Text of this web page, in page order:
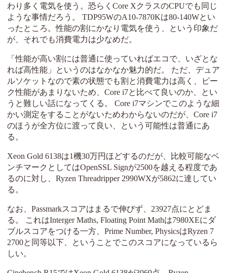
わり多く電気を使う。恐らくCore XクラスのCPUでも同じ
ような事情だろう。 TDP95WのA10-7870Kは80-140Wとい
ったところ。性能の割にかなり電気を使う、という印象だ
が、それでも消費電力は少なめだ。
「性能が高い割には普通に使っていればエコで、いざとな
れば高性能」というのはなかなか魅力的だ。 ただ、デュア
ルソケットなので素の状態でも割と消費電力は高く、ピー
ク性能があまりないため、Core i7と比べて良いのか、とい
うと難しい話になってくる。 Core i7マシンでこのような細
かい測定をすることがないためわからないのだが、Core i7
のほうが全方位に渡って良い、という可能性は普通にあ
る。
Xeon Gold 6138は1機30万円ほどするのだが、比較可能なベ
ンチマークとしてはOpenSSL Signが2500を越える程度であ
るのに対し、Ryzen Threadripper 2990WXが5862に達してい
る。
なお、Passmarkスコアはまるで伸びず、23927点にとどま
る。 これはInterger Maths, Floating Point Mathは7980XEにダ
ブルスコアをつける一方、Prime Number, PhysicsはRyzen 7
2700と同等以下、ということでこのスコアになっているら
しい。